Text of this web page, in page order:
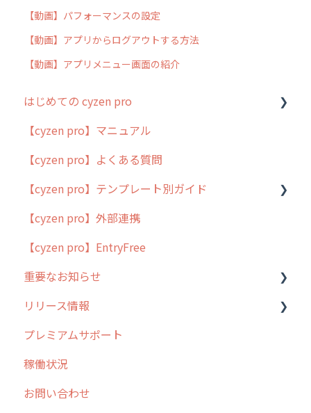
【動画】パフォーマンスの設定
【動画】アプリからログアウトする方法
【動画】アプリメニュー画面の紹介
はじめての cyzen pro
cyzen pro とは？
簡易マニュアル
cyzen proの位置情報取得について
用語集
よくある質問
【cyzen pro】マニュアル
【cyzen pro】よくある質問
【cyzen pro】テンプレート別ガイド
ポスティング
ラウンダー
メンテナンス
外廻り営業
清掃
不動産
【cyzen pro】外部連携
【cyzen pro】EntryFree
重要なお知らせ
過去の重要なお知らせ
障害情報
リリース情報
リリース
2026年のリリース情報
2025年のリリース情報
プレミアムサポート
稼働状況
お問い合わせ